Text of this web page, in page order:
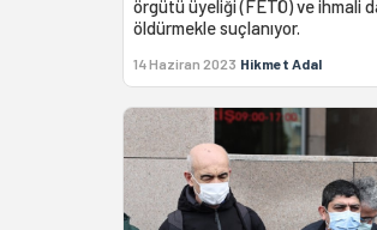
örgütü üyeliği (FETÖ) ve ihmali
öldürmekle suçlanıyor.
14 Haziran 2023 Hikmet Adal